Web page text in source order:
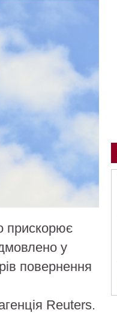
прискорює
у
повернення
Reuters.